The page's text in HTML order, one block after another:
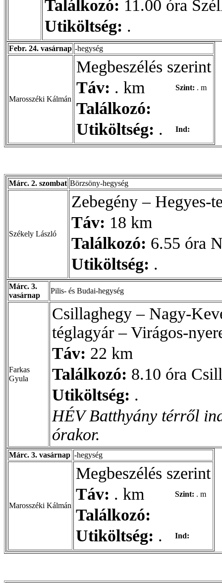
Találkozó: 11.00 óra
Utiköltség: .
Febr. 24. vasárnap -hegység
Marosszéki Kálmán
Megbeszélés szerint
Táv: . km Szint: . m
Találkozó:
Utiköltség: . Ind:
Márc. 2. szombat Börzsöny-hegység
Székely László
Zebegény – Hegyes-
Táv: 18 km
Találkozó: 6.55 óra
Utiköltség: .
Márc. 3.
vasárnap
Pilis- és Budai-hegység
Farkas
Gyula
Csillaghegy – Nagy-
téglagyár – Virágos-
Táv: 22 km
Találkozó: 8.10 óra
Utiköltség: .
HÉV Batthyány térről
órakor.
Márc. 3. vasárnap -hegység
Marosszéki Kálmán
Megbeszélés szerint
Táv: . km Szint: . m
Találkozó:
Utiköltség: . Ind: